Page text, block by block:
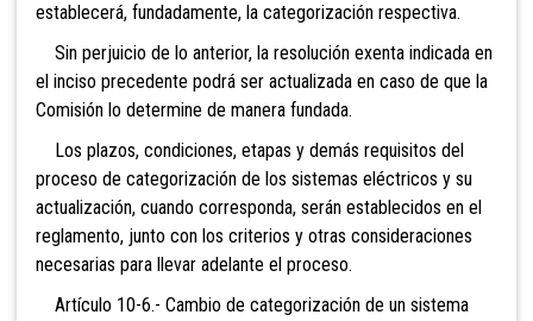
establecerá, fundadamente, la categorización respectiva.
Sin perjuicio de lo anterior, la resolución exenta indicada en
el inciso precedente podrá ser actualizada en caso de que la
Comisión lo determine de manera fundada.
Los plazos, condiciones, etapas y demás requisitos del
proceso de categorización de los sistemas eléctricos y su
actualización, cuando corresponda, serán establecidos en el
reglamento, junto con los criterios y otras consideraciones
necesarias para llevar adelante el proceso.
Artículo 10-6.- Cambio de categorización de un sistema